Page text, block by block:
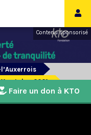
Contenu sponsorisé
octobre 2021
Faire un don à KTO